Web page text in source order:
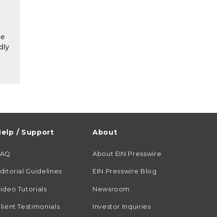
/ Support
Guidelines
Tutorials
Testimonials
About
About EIN Presswire
EIN Presswire Blog
Newsroom
Investor Inquiries